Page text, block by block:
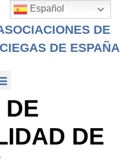
DE
DE ESPAÑA
DE
DE
Español